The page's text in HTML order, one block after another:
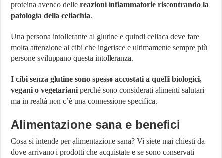
proteina avendo dellereazioni infiammatorie riscontrando la
patologia della celiachia.
Una persona intollerante al glutine e quindi celiaca deve fare
molta attenzione ai cibi che ingerisce e ultimamente sempre più
persone sviluppano questa intolleranza.
I cibi senza glutine sono spesso accostati a quelli biologici,
vegani o vegetarianiperché sono considerati alimenti salutari
ma in realtà non c’è una connessione specifica.
Alimentazione sana e benefici
Cosa si intende per alimentazione sana? Vi siete mai chiesti da
dove arrivano i prodotti che acquistate e se sono conservati